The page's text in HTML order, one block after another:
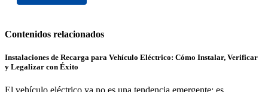
Contenidos relacionados
Instalaciones de Recarga para Vehículo Eléctrico: Cómo Instalar, Verificar
y Legalizar con Éxito